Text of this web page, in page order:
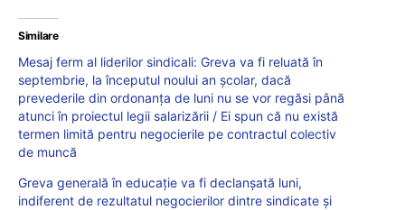
Similare
Mesaj ferm al liderilor sindicali: Greva va fi reluată în
septembrie, la începutul noului an școlar, dacă
prevederile din ordonanța de luni nu se vor regăsi până
atunci în proiectul legii salarizării / Ei spun că nu există
termen limită pentru negocierile pe contractul colectiv
de muncă
Greva generală în educație va fi declanșată luni,
indiferent de rezultatul negocierilor dintre sindicate și